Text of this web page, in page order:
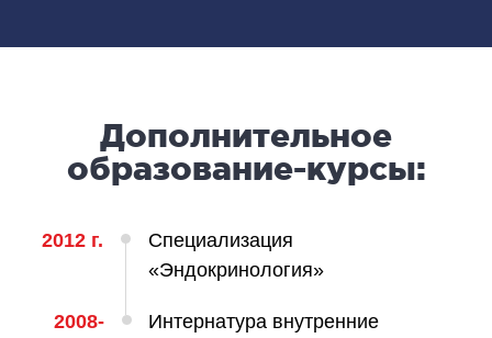
терапия
помощь
Дополнительное
образование-курсы:
2012 г.
Специализация
«Эндокринология»
2008-
Интернатура внутренние